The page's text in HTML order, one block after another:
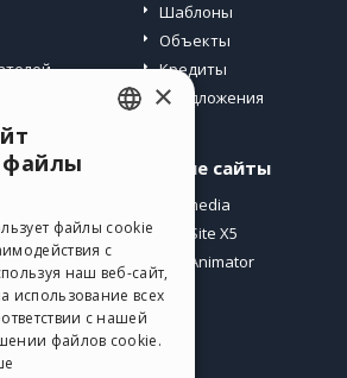
Шаблоны
Объекты
Кредиты
Предложения
Другие сайты
Incomedia
WebSite X5
WebAnimator
GERMAN
SPANISH
PORTUGUESE
POLISH
×
файлы
файлы cookie
с
наш веб-сайт,
использование всех
с нашей
файлов cookie.